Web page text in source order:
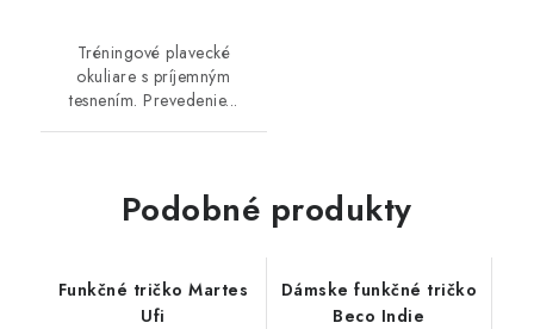
Tréningové plavecké
okuliare s príjemným
tesnením. Prevedenie...
Podobné produkty
Funkčné tričko Martes
Ufi
Dámske funkčné tričko
Beco Indie